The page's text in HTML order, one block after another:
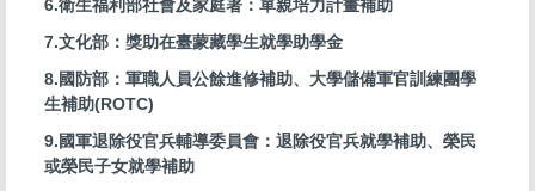
6.衛生福利部社會及家庭署：單親培力計畫補助
7.文化部：獎助在臺蒙藏學生就學助學金
8.國防部：軍職人員公餘進修補助、大學儲備軍官訓練團學
生補助(ROTC)
9.國軍退除役官兵輔導委員會：退除役官兵就學補助、榮民
或榮民子女就學補助